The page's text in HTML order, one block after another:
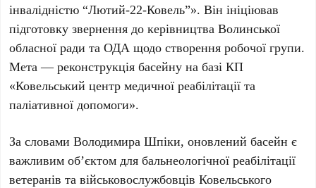
інвалідністю “Лютий-22-Ковель”». Він ініціював
підготовку звернення до керівництва Волинської
обласної ради та ОДА щодо створення робочої групи.
Мета — реконструкція басейну на базі КП
«Ковельський центр медичної реабілітації та
паліативної допомоги».
За словами Володимира Шпіки, оновлений басейн є
важливим об’єктом для бальнеологічної реабілітації
ветеранів та військовослужбовців Ковельського